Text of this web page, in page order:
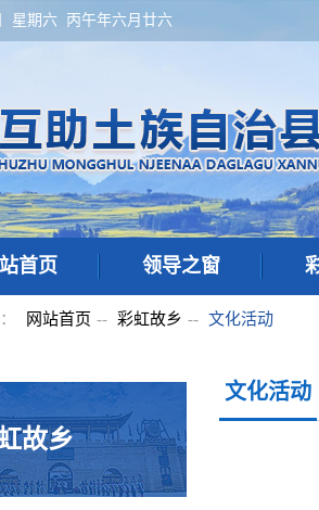
星期六 丙午年六月廿六
首页 领导之窗
网站首页 -- 彩虹故乡 -- 文化活动
故乡
文化活动